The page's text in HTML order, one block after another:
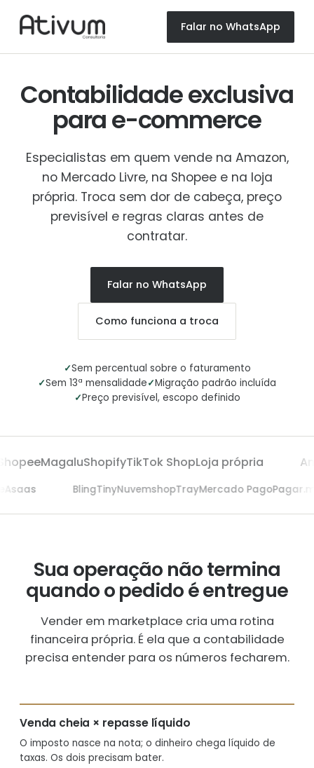
Falar no WhatsApp
Contabilidade exclusiva
parae-commerce
Especialistas em quem vende na Amazon,
no Mercado Livre, na Shopee e na loja
própria. Troca sem dor de cabeça, preço
previsível e regras claras antes de
contratar.
Falar no WhatsApp
Como funciona a troca
✓Sem percentual sobre o faturamento
✓Sem 13ª mensalidade✓Migração padrão incluída
✓Preço previsível, escopo definido
MagaluShopifyTikTok ShopLoja própria
Asaas BlingTinyNuvemshopTrayMercado Pago
Sua operação não termina
quando o pedido é entregue
Vender em marketplace cria uma rotina
financeira própria. É ela que a contabilidade
precisa entender para os números fecharem.
Venda cheia × repasse líquido
O imposto nasce na nota; o dinheiro chega líquido de
taxas. Os dois precisam bater.